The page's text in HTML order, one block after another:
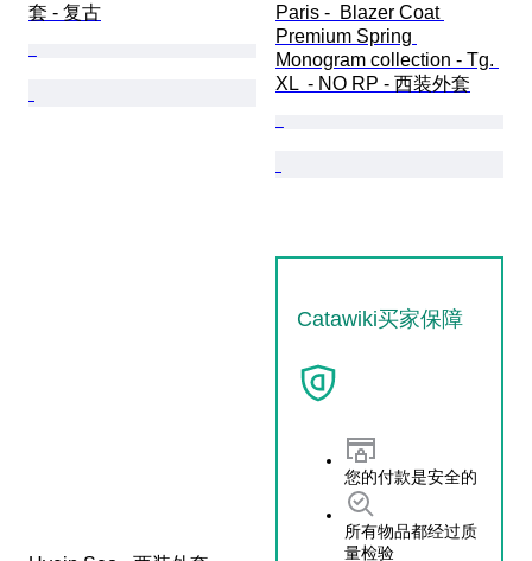
套 - 复古
Paris -  Blazer Coat
Premium Spring
Monogram collection - Tg.
XL  - NO RP - 西装外套
Catawiki买家保障
您的付款是安全的
所有物品都经过质
量检验